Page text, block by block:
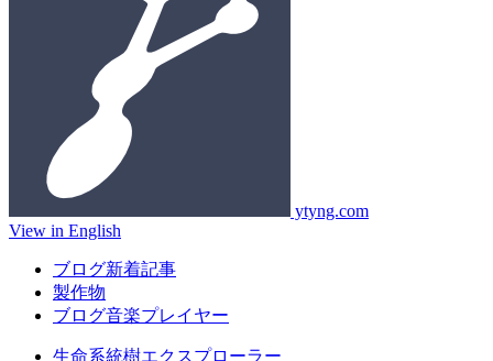
ytyng.com
View in English
ブログ新着記事
製作物
ブログ音楽プレイヤー
生命系統樹エクスプローラー